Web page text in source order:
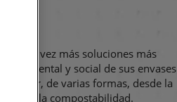
cada vez más soluciones más
ambiental y social de sus envases
Circular, de varias formas, desde la
la compostabilidad.